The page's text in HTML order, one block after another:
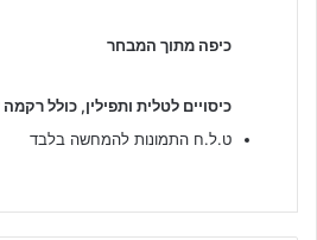
כיפה מתוך המבחר
כיסויים לטלית ותפילין, כולל
ט.ל.ח התמונות להמחשה בלבד